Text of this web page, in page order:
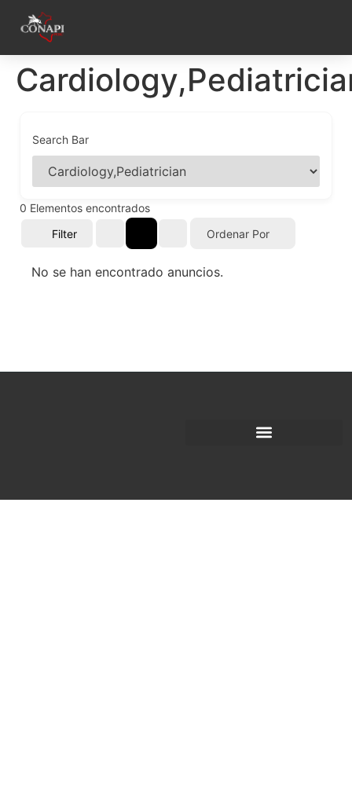
Search Bar
0 Elementos encontrados
Filter
Ordenar Por
No se han encontrado anuncios.